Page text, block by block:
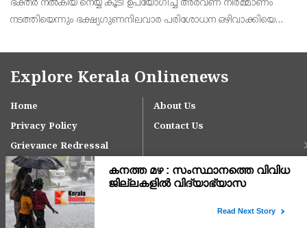
ഭക്തര്‍ നല്‍കിയ നെയ്യ് കൂടി ഉപയോഗിച്ച് അരവണ നിര്‍മ്മാണം
നടത്തിയെന്നും ഭക്ഷ്യഗുണനിലവാര പരിശോധന ഒഴിവാക്കിയെന്നും
Explore Kerala Onlinenews
Home
About Us
Privacy Policy
Contact Us
Grievance Redressal